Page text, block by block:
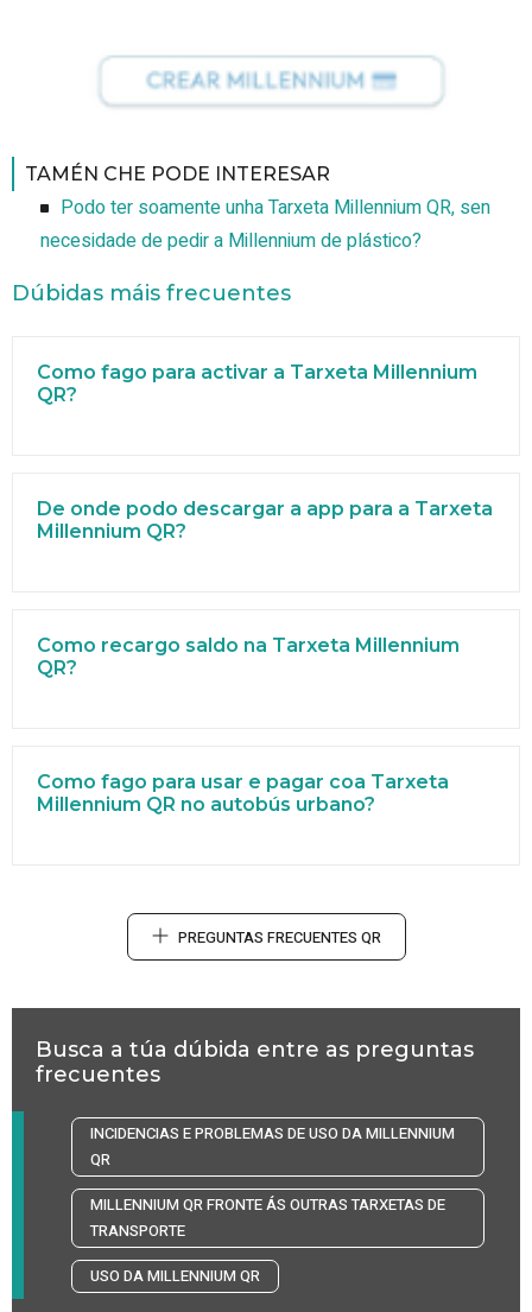
TAMÉN CHE PODE INTERESAR
Podo ter soamente unha Tarxeta Millennium QR, sen
necesidade de pedir a Millennium de plástico?
Dúbidas máis frecuentes
Como fago para activar a Tarxeta Millennium
QR?
De onde podo descargar a app para a Tarxeta
Millennium QR?
Como recargo saldo na Tarxeta Millennium
QR?
Como fago para usar e pagar coa Tarxeta
Millennium QR no autobús urbano?
PREGUNTAS FRECUENTES QR
Busca a túa dúbida entre as preguntas
frecuentes
INCIDENCIAS E PROBLEMAS DE USO DA MILLENNIUM
QR
MILLENNIUM QR FRONTE ÁS OUTRAS TARXETAS DE
TRANSPORTE
USO DA MILLENNIUM QR